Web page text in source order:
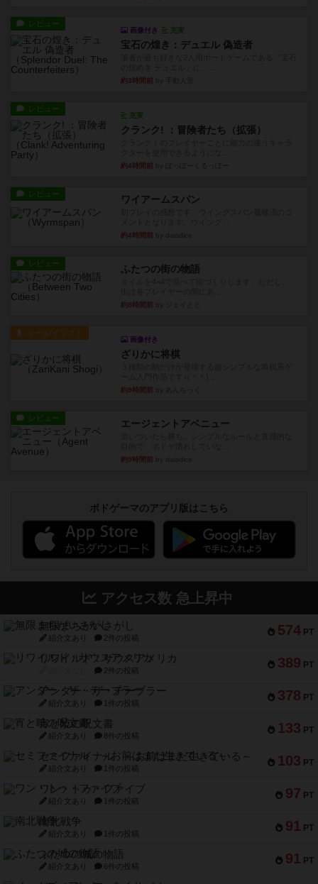
レビュー
画像付き 充実
宝石の煌き：デュエル 偽造者
約3時間前
レビュー
充実
クランク! ：冒険者たち（拡張）
約4時間前
レビュー ワイアームスパン
約4時間前
レビュー ふたつの街の物語
約8時間前
ルール/インスト
画像付き
ざりかに将棋
約9時間前
レビュー エージェントアベニュー
約9時間前
ボドゲーマのアプリ版はこちら
アクセス数 急上昇中
574 PT
無限まちがいさがし
紹介文あり 2件の投稿
389 PT
リワイルド：サウスアメリカ
2件の投稿
378 PT
アンダー・ザ・テーブラー
紹介文あり 1件の投稿
133 PT
宵と暁の呪文書
紹介文あり 8件の投稿
103 PT
セミファイナル ～お前はまだ生きている～
紹介文あり 1件の投稿
97 PT
ワン・トゥ・ファイブ
紹介文あり 1件の投稿
91 PT
南北戦争
紹介文あり 1件の投稿
91 PT
ふたつの城の物語
紹介文あり 6件の投稿